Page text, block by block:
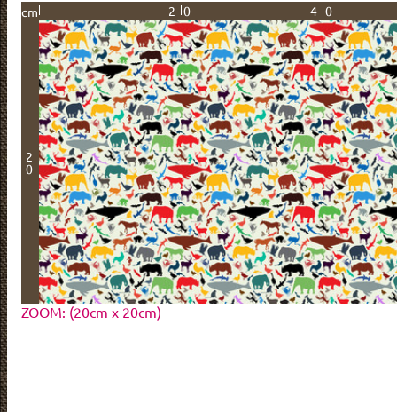
cm 20 40
2
0
ZOOM: (20cm x 20cm)